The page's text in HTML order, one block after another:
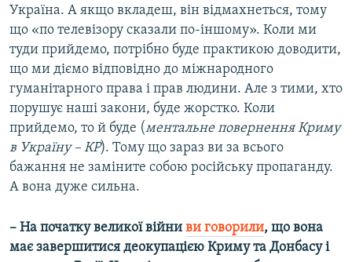
Україна. А якщо вкладеш, він відмахнеться, тому
що «по телевізору сказали по-іншому». Коли ми
туди прийдемо, потрібно буде практикою доводити,
що ми діємо відповідно до міжнародного
гуманітарного права і прав людини. Але з тими, хто
порушує наші закони, буде жорстко. Коли
прийдемо, то й буде (ментальне повернення Криму
в Україну – КР). Тому що зараз ви за всього
бажання не заміните собою російську пропаганду.
А вона дуже сильна.
– На початку великої війни ви говорили, що вона
має завершитися деокупацією Криму та Донбасу і